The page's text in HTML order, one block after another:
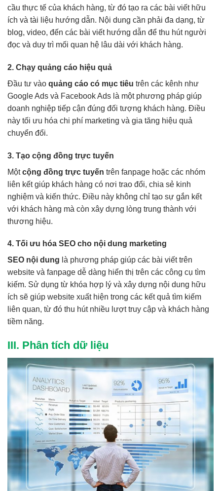
cầu thực tế của khách hàng, từ đó tạo ra các bài viết hữu
ích và tài liệu hướng dẫn. Nội dung cần phải đa dạng, từ
blog, video, đến các bài viết hướng dẫn để thu hút người
đọc và duy trì mối quan hệ lâu dài với khách hàng.
2. Chạy quảng cáo hiệu quả
Đầu tư vào quảng cáo có mục tiêu trên các kênh như
Google Ads và Facebook Ads là một phương pháp giúp
doanh nghiệp tiếp cận đúng đối tượng khách hàng. Điều
này tối ưu hóa chi phí marketing và gia tăng hiệu quả
chuyển đổi.
3. Tạo cộng đồng trực tuyến
Mộtcộng đồng trực tuyến trên fanpage hoặc các nhóm
liên kết giúp khách hàng có nơi trao đổi, chia sẻ kinh
nghiệm và kiến thức. Điều này không chỉ tạo sự gắn kết
với khách hàng mà còn xây dựng lòng trung thành với
thương hiệu.
4. Tối ưu hóa SEO cho nội dung marketing
SEO nội dung là phương pháp giúp các bài viết trên
website và fanpage dễ dàng hiển thị trên các công cụ tìm
kiếm. Sử dụng từ khóa hợp lý và xây dựng nội dung hữu
ích sẽ giúp website xuất hiện trong các kết quả tìm kiếm
liên quan, từ đó thu hút nhiều lượt truy cập và khách hàng
tiềm năng.
III. Phân tích dữ liệu